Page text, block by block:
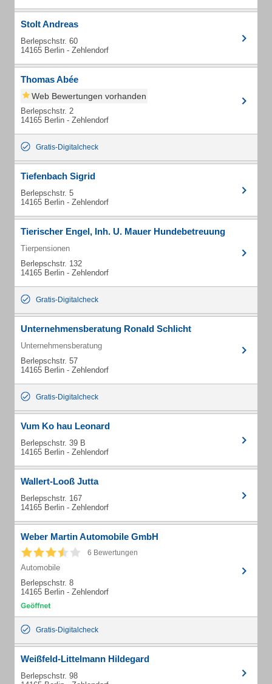
Stolt Andreas
Berlepschstr. 60
14165 Berlin - Zehlendorf
Thomas Abée
Web Bewertungen vorhanden
Berlepschstr. 2
14165 Berlin - Zehlendorf
Gratis-Digitalcheck
Tiefenbach Sigrid
Berlepschstr. 5
14165 Berlin - Zehlendorf
Tierischer Engel, Inh. U. Mauer Hundebetreuung
Tierpensionen
Berlepschstr. 132
14165 Berlin - Zehlendorf
Gratis-Digitalcheck
Unternehmensberatung Ronald Schlicht
Unternehmensberatung
Berlepschstr. 57
14165 Berlin - Zehlendorf
Gratis-Digitalcheck
Vum Ko hau Leonard
Berlepschstr. 39 B
14165 Berlin - Zehlendorf
Wallert-Looß Jutta
Berlepschstr. 167
14165 Berlin - Zehlendorf
Weber Martin Automobile GmbH
6 Bewertungen
Automobile
Berlepschstr. 8
14165 Berlin - Zehlendorf
Gratis-Digitalcheck
Weißfeld-Littelmann Hildegard
Berlepschstr. 98